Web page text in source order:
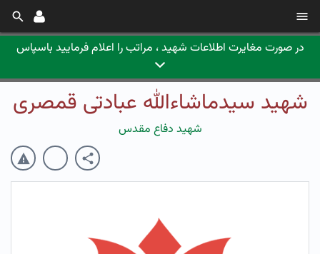
در صورت مغایرت اطلاعات شهید ، مراتب را اعلام فرمایید باسپاس
شهید سیدماشاءالله عبادتی قمصری
شهید دفاع مقدس